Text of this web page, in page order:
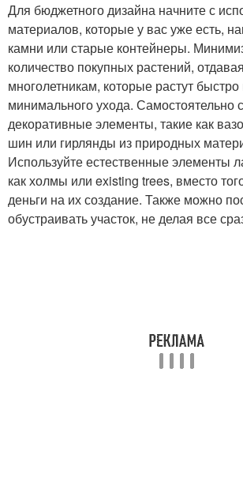
Для бюджетного дизайна начните с
материалов, которые у вас уже есть,
камни или старые контейнеры.
количество покупных растений,
многолетникам, которые растут
минимального ухода. Самостоятельно
декоративные элементы, такие как
шин или гирлянды из природных
Используйте естественные элементы
как холмы или existing trees, вместо
деньги на их создание. Также можно
обустраивать участок, не делая все